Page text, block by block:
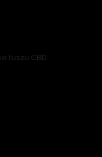
tuszu CBD